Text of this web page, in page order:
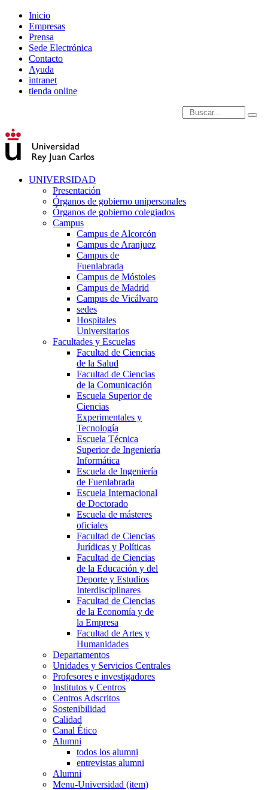
Inicio
Empresas
Prensa
Sede Electrónica
Contacto
Ayuda
intranet
tienda online
Introduce términos de
UNIVERSIDAD
Presentación
Órganos de gobierno unipersonales
Órganos de gobierno colegiados
Campus
Campus de Alcorcón
Campus de Aranjuez
Campus de
Fuenlabrada
Campus de Móstoles
Campus de Madrid
Campus de Vicálvaro
sedes
Hospitales
Universitarios
Facultades y Escuelas
Facultad de Ciencias
de la Salud
Facultad de Ciencias
de la Comunicación
Escuela Superior de
Ciencias
Experimentales y
Tecnología
Escuela Técnica
Superior de Ingeniería
Informática
Escuela de Ingeniería
de Fuenlabrada
Escuela Internacional
de Doctorado
Escuela de másteres
oficiales
Facultad de Ciencias
Jurídicas y Políticas
Facultad de Ciencias
de la Educación y del
Deporte y Estudios
Interdisciplinares
Facultad de Ciencias
de la Economía y de
la Empresa
Facultad de Artes y
Humanidades
Departamentos
Unidades y Servicios Centrales
Profesores e investigadores
Institutos y Centros
Centros Adscritos
Sostenibilidad
Calidad
Canal Ético
Alumni
todos los alumni
entrevistas alumni
Alumni
Menu-Universidad (item)